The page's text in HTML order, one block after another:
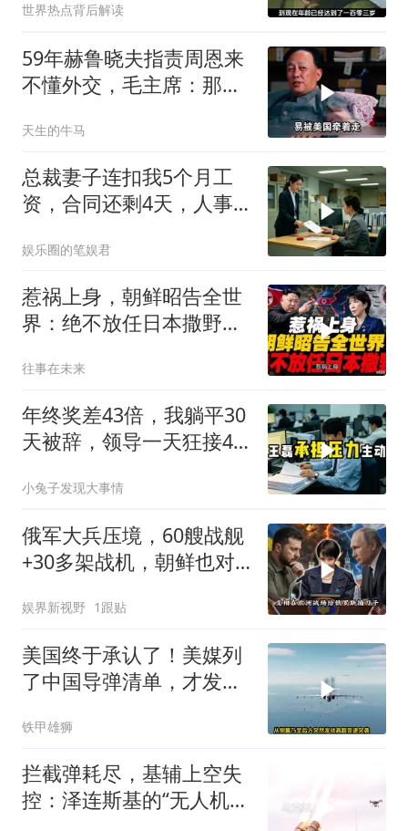
世界热点背后解读
59年赫鲁晓夫指责周恩来
不懂外交，毛主席：那我
天生的牛马
总裁妻子连扣我5个月工
资，合同还剩4天，人事
娱乐圈的笔娱君
惹祸上身，朝鲜昭告全世
界：绝不放任日本撒野！
往事在未来
年终奖差43倍，我躺平30
天被辞，领导一天狂接47
小兔子发现大事情
俄军大兵压境，60艘战舰
+30多架战机，朝鲜也对
娱界新视野 1跟贴
美国终于承认了！美媒列
了中国导弹清单，才发现
铁甲雄狮
拦截弹耗尽，基辅上空失
控：泽连斯基的“无人机神